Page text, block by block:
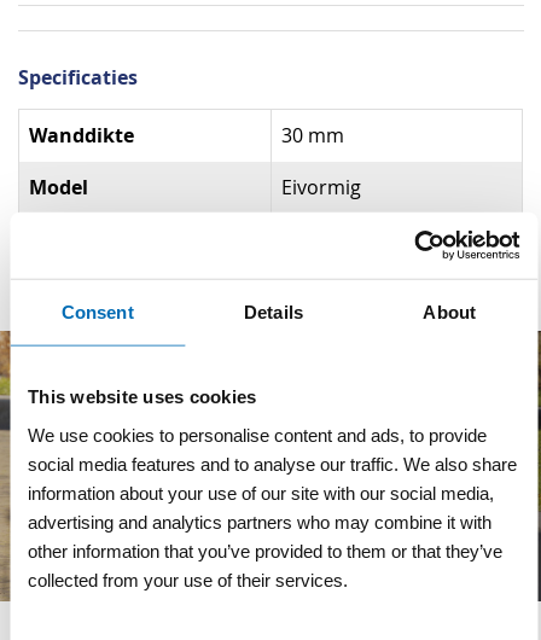
Consent Details About
This website uses cookies
We use cookies to personalise content and ads, to provide
social media features and to analyse our traffic. We also share
information about your use of our site with our social media,
advertising and analytics partners who may combine it with
other information that you’ve provided to them or that they’ve
collected from your use of their services.
Specificaties
Specificaties
Wanddikte 30 mm
Model Eivormig
Gevulkaniseerd rubber